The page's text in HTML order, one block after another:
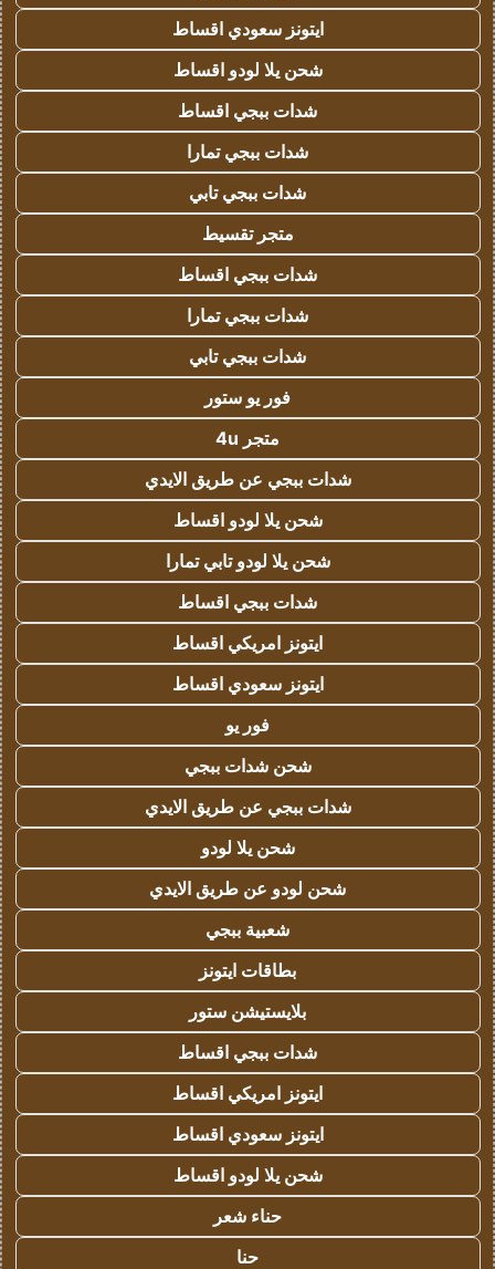
ايتونز سعودي اقساط
شحن يلا لودو اقساط
شدات ببجي اقساط
شدات ببجي تمارا
شدات ببجي تابي
متجر تقسيط
شدات ببجي اقساط
شدات ببجي تمارا
شدات ببجي تابي
فور يو ستور
متجر 4u
شدات ببجي عن طريق الايدي
شحن يلا لودو اقساط
شحن يلا لودو تابي تمارا
شدات ببجي اقساط
ايتونز امريكي اقساط
ايتونز سعودي اقساط
فور يو
شحن شدات ببجي
شدات ببجي عن طريق الايدي
شحن يلا لودو
شحن لودو عن طريق الايدي
شعبية ببجي
بطاقات ايتونز
بلايستيشن ستور
شدات ببجي اقساط
ايتونز امريكي اقساط
ايتونز سعودي اقساط
شحن يلا لودو اقساط
حناء شعر
حنا